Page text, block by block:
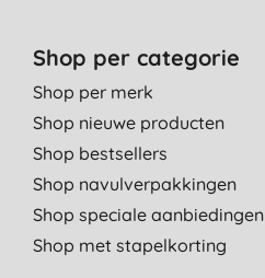
Shop per categorie
Shop per merk
Shop nieuwe producten
Shop bestsellers
Shop navulverpakkingen
Shop speciale aanbiedingen
Shop met stapelkorting